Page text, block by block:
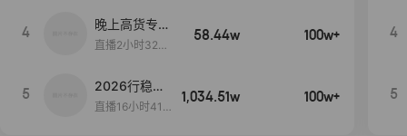
4
晚上高货专场
大放漏
直播2小时32分
58.44w 100w+
5
2026行稳致
远
直播16小时41
1,034.51w 100w+
4
5